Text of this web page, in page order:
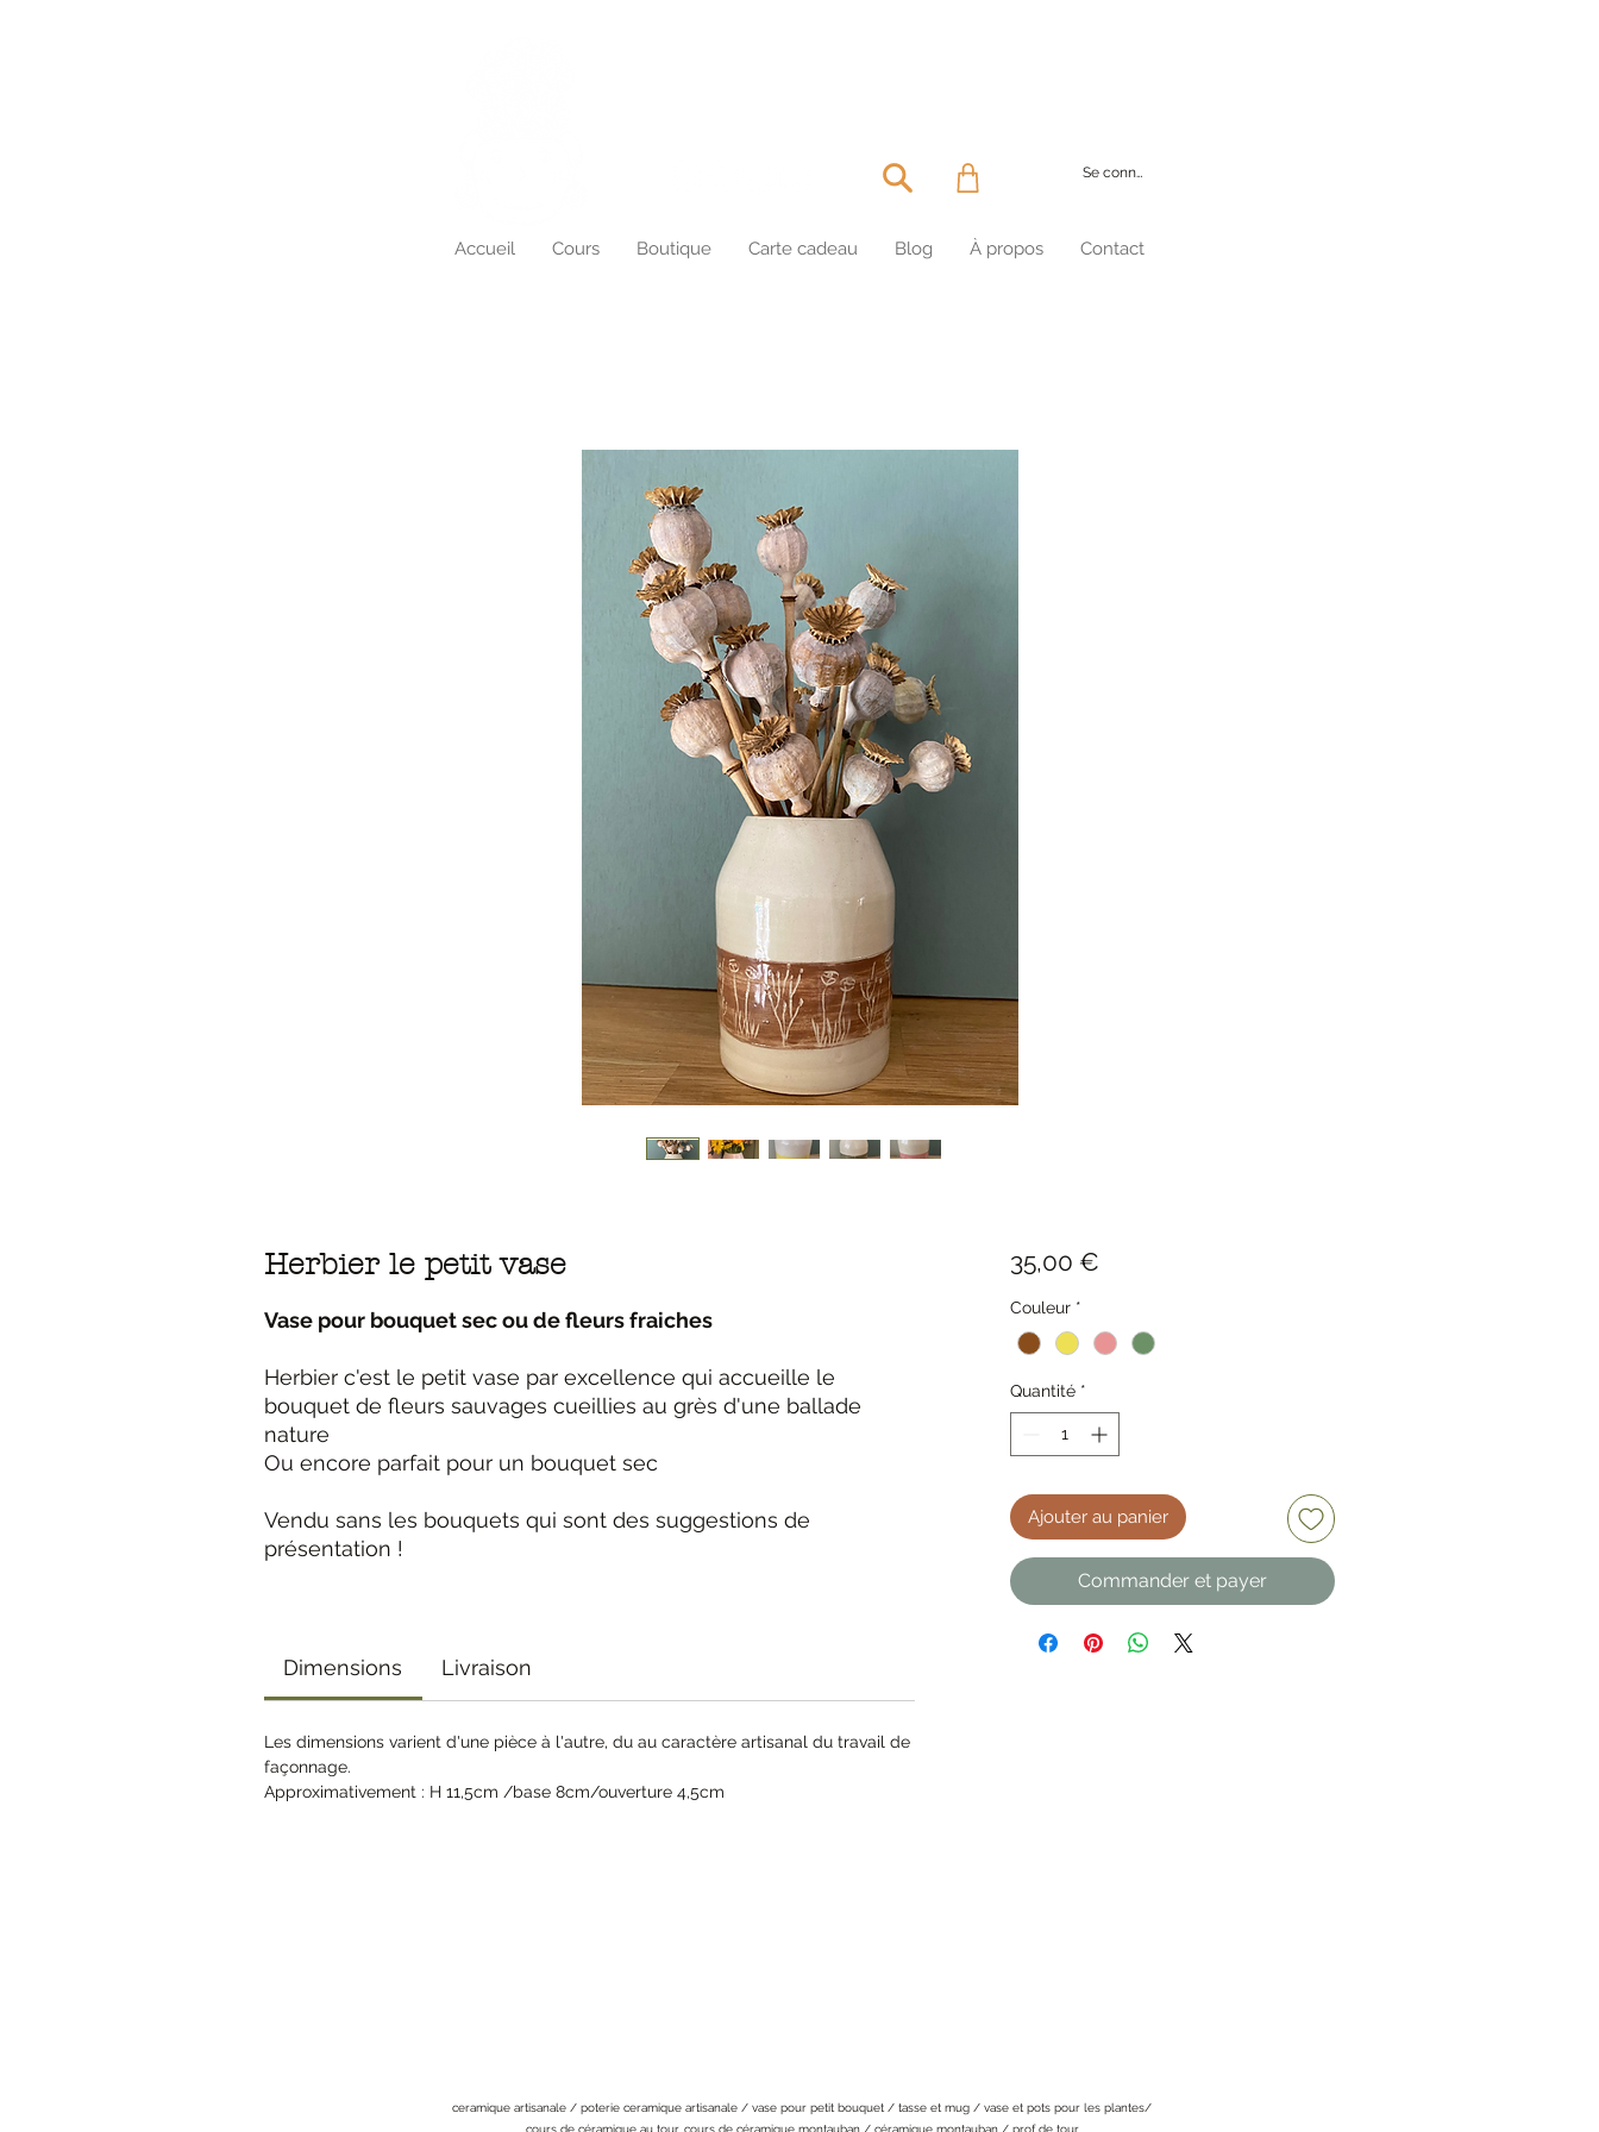
Se connecter
Accueil Cours Boutique Carte cadeau Blog À propos Contact
Herbier le petit vase
Vase pour bouquet sec ou de fleurs fraiches
Herbier c'est le petit vase par excellence qui accueille le
bouquet de fleurs sauvages cueillies au grès d'une ballade
nature
Ou encore parfait pour un bouquet sec
Vendu sans les bouquets qui sont des suggestions de
présentation !
Dimensions Livraison
Les dimensions varient d'une pièce à l'autre, du au caractère artisanal du travail de
façonnage.
Approximativement : H 11,5cm /base 8cm/ouverture 4,5cm
35,00 €Prix
Couleur *
Quantité *
Ajouter au panier
Commander et payer
ceramique artisanale / poterie ceramique artisanale / vase pour petit bouquet / tasse et mug / vase et pots pour les plantes/
cours de céramique au tour, cours de céramique montauban / céramique montauban / prof de tour